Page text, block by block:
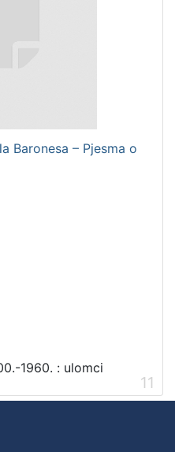
Baronesa – Pjesma o
1960. : ulomci
11